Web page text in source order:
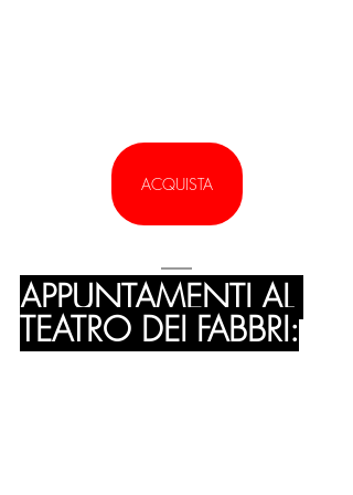
ACQUISTA
APPUNTAMENTI AL
TEATRO DEI FABBRI: